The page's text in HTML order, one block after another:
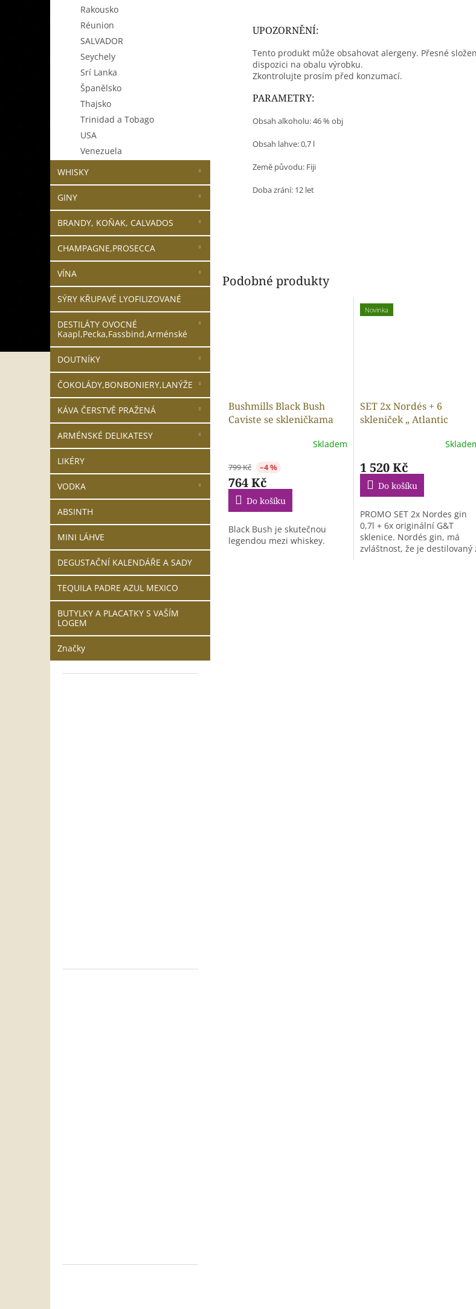
Rakousko
Réunion
SALVADOR
Seychely
Srí Lanka
Španělsko
Thajsko
Trinidad a Tobago
USA
Venezuela
WHISKY
GINY
BRANDY, KOŇAK, CALVADOS
CHAMPAGNE,PROSECCA
VÍNA
SÝRY KŘUPAVÉ LYOFILIZOVANÉ
DESTILÁTY OVOCNÉ
Kaapl,Pecka,Fassbind,Arménské
DOUTNÍKY
ČOKOLÁDY,BONBONIERY,LANÝŽE
KÁVA ČERSTVĚ PRAŽENÁ
ARMÉNSKÉ DELIKATESY
LIKÉRY
VODKA
ABSINTH
MINI LÁHVE
DEGUSTAČNÍ KALENDÁŘE A SADY
TEQUILA PADRE AZUL MEXICO
BUTYLKY A PLACATKY S VAŠÍM
LOGEM
Značky
UPOZORNĚNÍ:
Tento produkt může obsahovat alergeny. Přesné
dispozici na obalu výrobku.
Zkontrolujte prosím před konzumací.
PARAMETRY:
Obsah alkoholu: 46 % obj
Obsah lahve: 0,7 l
Země původu: Fiji
Doba zrání: 12 let
Podobné produkty
Bushmills Black Bush
Caviste se skleničkama
Skladem
799 Kč –4 %
764 Kč
Do košíku
Black Bush je skutečnou
legendou mezi whiskey.
Novinka
SET 2x Nordés + 6
skleniček „ Atlantic
Osborne 40% vol. 0.70 l
1 520 Kč
Do košíku
PROMO SET 2x Nordes gin
0,7l + 6x originální G&T
sklenice. Nordés gin, má
zvláštnost, že je destilovaný